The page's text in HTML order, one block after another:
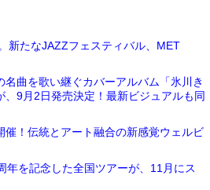
新たなJAZZフェスティバル、MET
名曲を歌い継ぐカバーアルバム「氷川き
9月2日発売決定！最新ビジュアルも同
催！伝統とアート融合の新感覚ウェルビ
年を記念した全国ツアーが、11月にス